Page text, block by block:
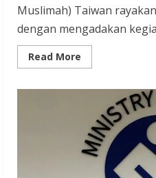
Muslimah) Taiwan
dengan mengadakan
Read More
more
Rayakan
Milad
ke-
13
Lewat
Talkshow
Kesehatan
Mental